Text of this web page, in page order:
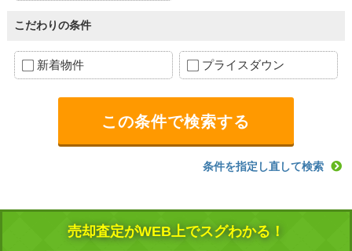
こだわりの条件
新着物件 プライスダウン
条件を指定し直して検索
売却査定がWEB上でスグわかる！